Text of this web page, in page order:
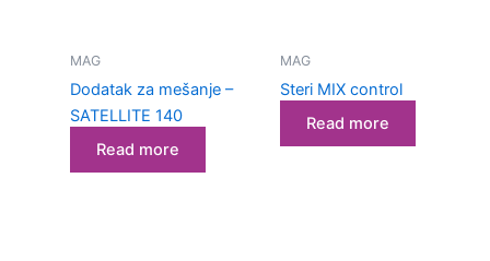
MAG
Dodatak za mešanje –
SATELLITE 140
Read more
MAG
Steri MIX control
Read more